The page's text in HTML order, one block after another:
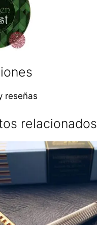
reseñas
relacionados